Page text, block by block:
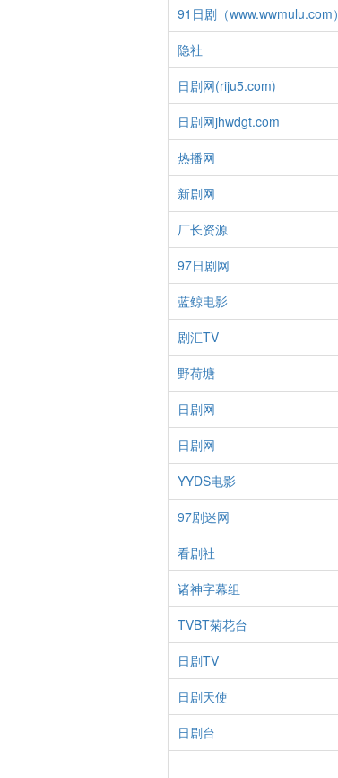
91日剧（www.wwmulu.com）
隐社
日剧网(riju5.com)
日剧网jhwdgt.com
热播网
新剧网
厂长资源
97日剧网
蓝鲸电影
剧汇TV
野荷塘
日剧网
日剧网
YYDS电影
97剧迷网
看剧社
诸神字幕组
TVBT菊花台
日剧TV
日剧天使
日剧台